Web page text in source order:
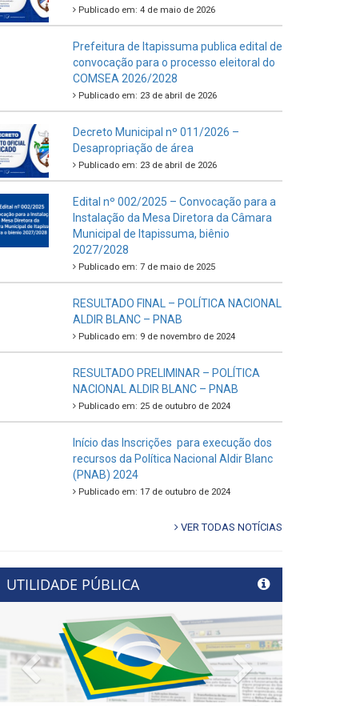
Publicado em: 4 de maio de 2026
Prefeitura de Itapissuma publica edital de
convocação para o processo eleitoral do
COMSEA 2026/2028
Publicado em: 23 de abril de 2026
Decreto Municipal nº 011/2026 –
Desapropriação de área
Publicado em: 23 de abril de 2026
Edital nº 002/2025 – Convocação para a
Instalação da Mesa Diretora da Câmara
Municipal de Itapissuma, biênio
2027/2028
Publicado em: 7 de maio de 2025
RESULTADO FINAL – POLÍTICA NACIONAL
ALDIR BLANC – PNAB
Publicado em: 9 de novembro de 2024
RESULTADO PRELIMINAR – POLÍTICA
NACIONAL ALDIR BLANC – PNAB
Publicado em: 25 de outubro de 2024
Início das Inscrições para execução dos
recursos da Política Nacional Aldir Blanc
(PNAB) 2024
Publicado em: 17 de outubro de 2024
VER TODAS NOTÍCIAS
UTILIDADE PÚBLICA
Previous Next